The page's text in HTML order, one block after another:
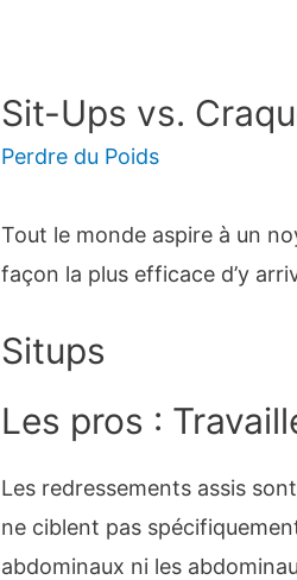
Sit-Ups vs.
Perdre du Poids
Tout le monde aspire à un
façon la plus efficace d’y
Situps
Les pros :
Les redressements assis
ne ciblent pas
abdominaux ni les